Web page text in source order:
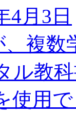
4月3日
、複
ル教
使用